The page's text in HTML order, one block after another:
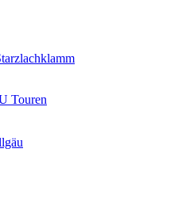
Touren